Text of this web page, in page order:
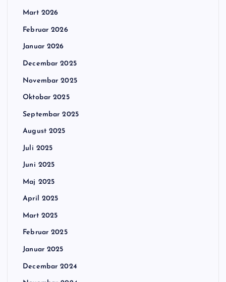
Mart 2026
Februar 2026
Januar 2026
Decembar 2025
Novembar 2025
Oktobar 2025
Septembar 2025
August 2025
Juli 2025
Juni 2025
Maj 2025
April 2025
Mart 2025
Februar 2025
Januar 2025
Decembar 2024